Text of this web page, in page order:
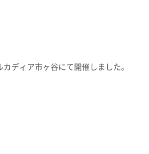
ディア市ヶ谷にて開催しました。